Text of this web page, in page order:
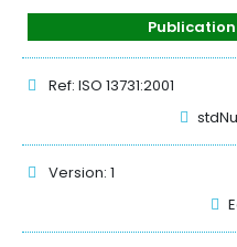
Publication
Ref: ISO 13731:2001
Version: 1